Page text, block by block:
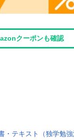
クーポンも確認
・テキスト（独学勉